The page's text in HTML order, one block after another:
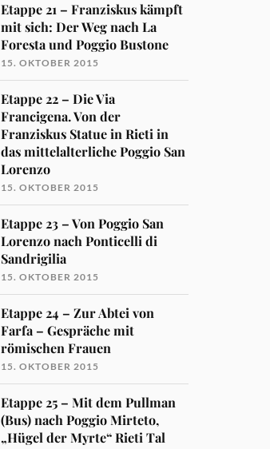
Etappe 21 – Franziskus kämpft
mit sich: Der Weg nach La
Foresta und Poggio Bustone
15. OKTOBER 2015
Etappe 22 – Die Via
Francigena. Von der
Franziskus Statue in Rieti in
das mittelalterliche Poggio San
Lorenzo
15. OKTOBER 2015
Etappe 23 – Von Poggio San
Lorenzo nach Ponticelli di
Sandrigilia
15. OKTOBER 2015
Etappe 24 – Zur Abtei von
Farfa – Gespräche mit
römischen Frauen
15. OKTOBER 2015
Etappe 25 – Mit dem Pullman
(Bus) nach Poggio Mirteto,
„Hügel der Myrte“ Rieti Tal